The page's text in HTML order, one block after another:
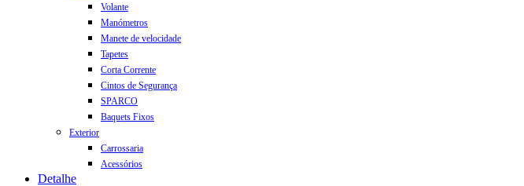
Volante
Manómetros
Manete de velocidade
Tapetes
Corta Corrente
Cintos de Segurança
SPARCO
Baquets Fixos
Exterior
Carrossaria
Acessórios
Detalhe